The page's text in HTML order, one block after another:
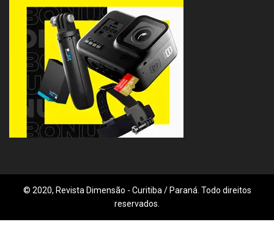
© 2020, Revista Dimensão - Curitiba / Paraná. Todo direitos
reservados.